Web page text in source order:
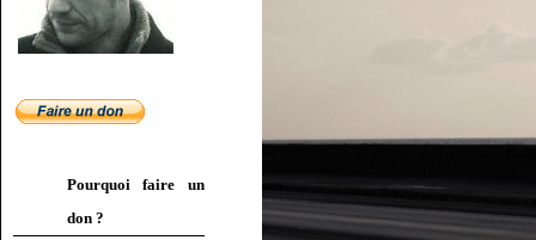
Pourquoi faire un
don ?